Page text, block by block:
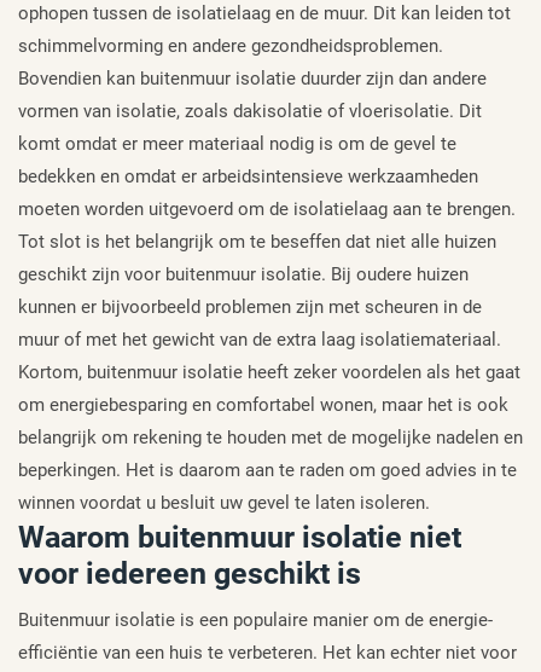
ophopen tussen de isolatielaag en de muur. Dit kan leiden tot
schimmelvorming en andere gezondheidsproblemen.
Bovendien kan buitenmuur isolatie duurder zijn dan andere
vormen van isolatie, zoals dakisolatie of vloerisolatie. Dit
komt omdat er meer materiaal nodig is om de gevel te
bedekken en omdat er arbeidsintensieve werkzaamheden
moeten worden uitgevoerd om de isolatielaag aan te brengen.
Tot slot is het belangrijk om te beseffen dat niet alle huizen
geschikt zijn voor buitenmuur isolatie. Bij oudere huizen
kunnen er bijvoorbeeld problemen zijn met scheuren in de
muur of met het gewicht van de extra laag isolatiemateriaal.
Kortom, buitenmuur isolatie heeft zeker voordelen als het gaat
om energiebesparing en comfortabel wonen, maar het is ook
belangrijk om rekening te houden met de mogelijke nadelen en
beperkingen. Het is daarom aan te raden om goed advies in te
winnen voordat u besluit uw gevel te laten isoleren.
Waarom buitenmuur isolatie niet
voor iedereen geschikt is
Buitenmuur isolatie is een populaire manier om de energie-
efficiëntie van een huis te verbeteren. Het kan echter niet voor